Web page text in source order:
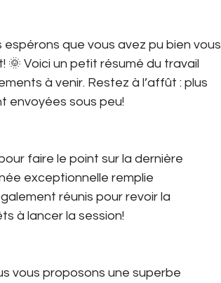
que vous avez pu bien vous
Voici un petit résumé du travail
à venir. Restez à l’affût : plus
envoyées sous peu!
faire le point sur la dernière
exceptionnelle remplie
réunis pour revoir la
à lancer la session!
vous proposons une superbe